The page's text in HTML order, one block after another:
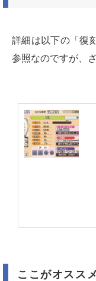
詳細は以下の「復
参照なのですが、
ここがオスス